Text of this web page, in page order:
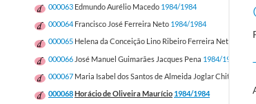
000063 Edmundo Aurélio Macedo 1984/1984
000064 Francisco José Ferreira Neto 1984/1984
000065 Helena da Conceição Lino Ribeiro Ferreira Neto
1984/
000066 José Manuel Guimarães Jacques Pena 1984/1984
000067 Maria Isabel dos Santos de Almeida Joglar Chitas
000068Horácio de Oliveira Maurício 1984/1984